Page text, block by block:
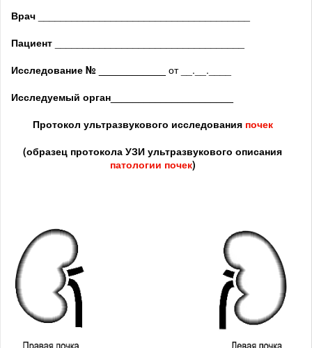
Врач
Пациент
Исследование № ____________ от __.__.____
Исследуемый орган
Протокол ультразвукового исследования почек
(образец протокола УЗИ ультразвукового описания
патологии почек)